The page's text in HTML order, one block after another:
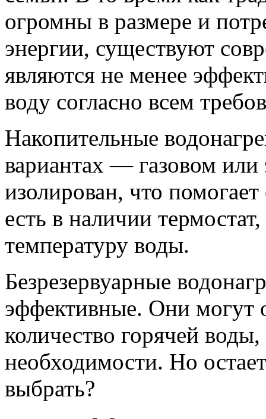
огромны в размере и
энергии, существуют
являются не менее
воду согласно всем
Накопительные
вариантах — газовом или
изолирован, что
есть в наличии
температуру воды.
Безрезервуарные
эффективные. Они могут
количество горячей
необходимости. Но
выбрать?